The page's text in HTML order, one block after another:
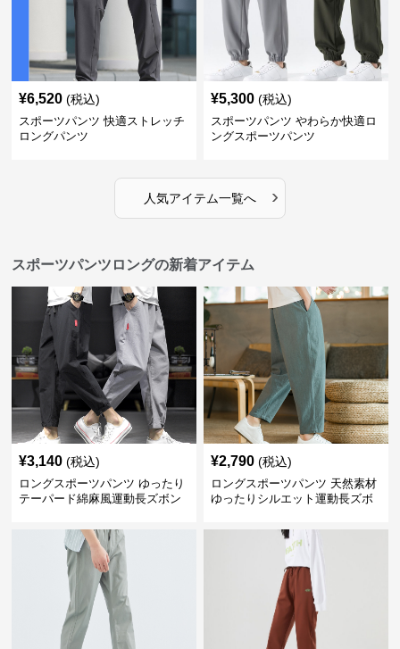
¥6,520 (税込)
スポーツパンツ 快適ストレッチ
ロングパンツ
¥5,300 (税込)
スポーツパンツ やわらか快適ロ
ングスポーツパンツ
人気アイテム一覧へ ›
スポーツパンツロングの新着アイテム
¥3,140 (税込)
ロングスポーツパンツ ゆったり
テーパード綿麻風運動長ズボン
¥2,790 (税込)
ロングスポーツパンツ 天然素材
ゆったりシルエット運動長ズボ